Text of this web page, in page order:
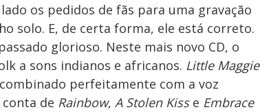
os pedidos de fãs para uma gravação
solo. E, de certa forma, ele está correto.
glorioso. Neste mais novo CD, o
a sons indianos e africanos. Little Maggie
perfeitamente com a voz
de Rainbow, A Stolen Kisse Embrace